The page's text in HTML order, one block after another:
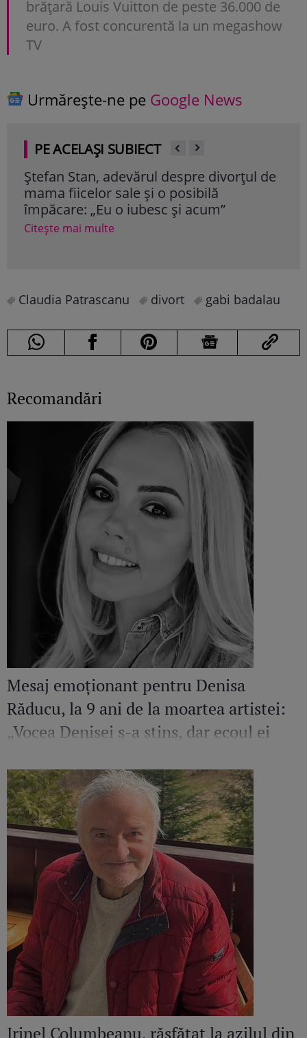
brățară Louis Vuitton de peste 36.000 de
euro. A fost concurentă la un megashow
TV
Urmărește-ne pe Google News
PE ACELAȘI SUBIECT
Ștefan Stan, adevărul despre divorțul de
mama fiicelor sale și o posibilă
împăcare: „Eu o iubesc și acum”
Citește mai multe
Claudia Patrascanu divort gabi badalau
Recomandări
Mesaj emoționant pentru Denisa
Răducu, la 9 ani de la moartea artistei:
„Vocea Denisei s-a stins, dar ecoul ei
Irinel Columbeanu, răsfățat la azilul din